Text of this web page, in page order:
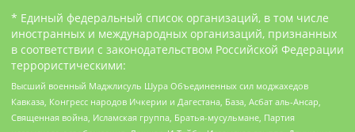
* Единый федеральный список организаций, в том числе
иностранных и международных организаций, признанных
в соответствии с законодательством Российской Федерации
террористическими:
Высший военный Маджлисуль Шура Объединенных сил моджахедов
Кавказа, Конгресс народов Ичкерии и Дагестана, База, Асбат аль-Ансар,
Священная война, Исламская группа, Братья-мусульмане, Партия